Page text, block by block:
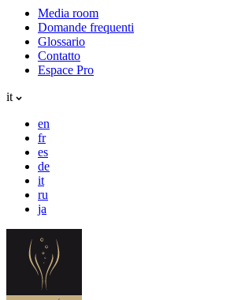
Media room
Domande frequenti
Glossario
Contatto
Espace Pro
it
en
fr
es
de
it
ru
ja